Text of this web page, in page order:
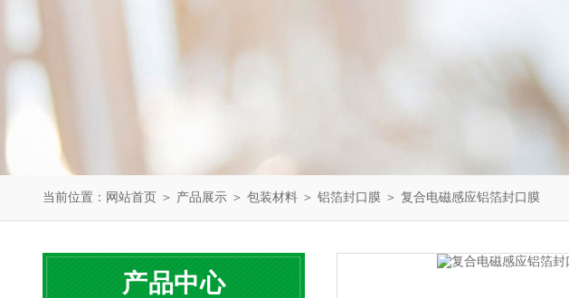
当前位置： 网站首页 ＞ 产品展示 ＞ 包装材料 ＞ 铝箔封口膜 ＞ 复合电磁感应铝箔封口膜
产品中心